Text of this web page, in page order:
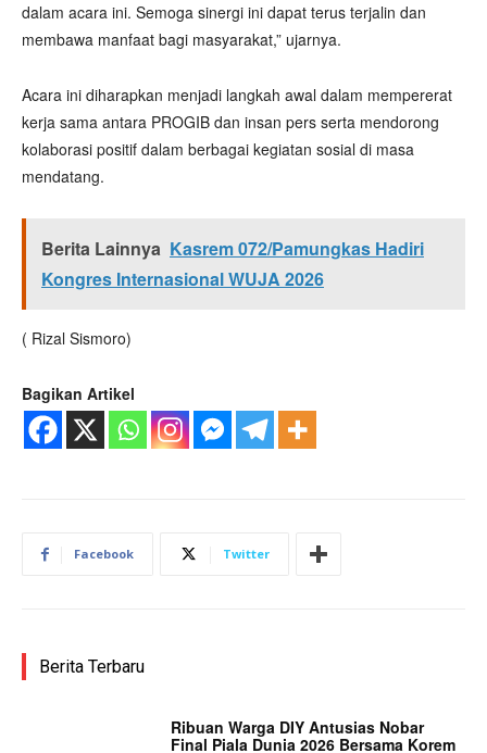
dalam acara ini. Semoga sinergi ini dapat terus terjalin dan
membawa manfaat bagi masyarakat,” ujarnya.
Acara ini diharapkan menjadi langkah awal dalam mempererat
kerja sama antara PROGIB dan insan pers serta mendorong
kolaborasi positif dalam berbagai kegiatan sosial di masa
mendatang.
Berita Lainnya Kasrem 072/Pamungkas Hadiri
Kongres Internasional WUJA 2026
( Rizal Sismoro)
Bagikan Artikel
Facebook Twitter
Berita Terbaru
Ribuan Warga DIY Antusias Nobar
Final Piala Dunia 2026 Bersama Korem